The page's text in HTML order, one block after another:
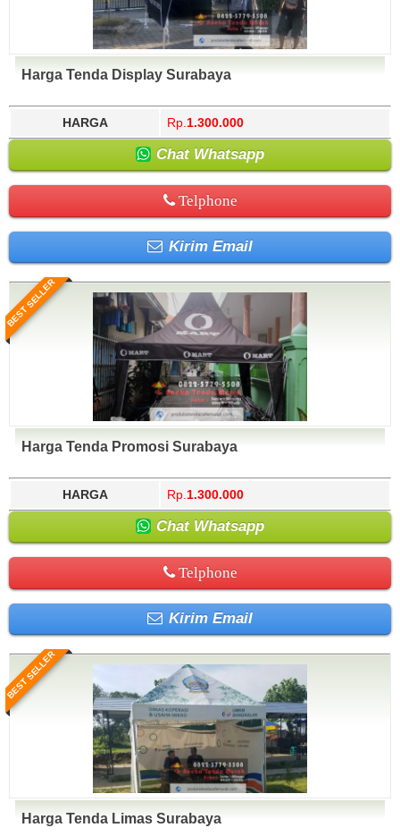
Harga Tenda Display Surabaya
HARGA Rp. 1.300.000
Chat Whatsapp
Telphone
Kirim Email
BEST SELLER
Harga Tenda Promosi Surabaya
HARGA Rp. 1.300.000
Chat Whatsapp
Telphone
Kirim Email
BEST SELLER
Harga Tenda Limas Surabaya